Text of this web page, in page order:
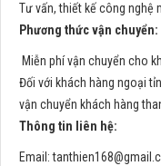
Tư vấn, thiết kế công nghệ
Phương thức vận chuyển:
Miễn phí vận chuyển cho
Đối với khách hàng ngoại
vận chuyển khách hàng
Thông tin liên hệ:
Email: